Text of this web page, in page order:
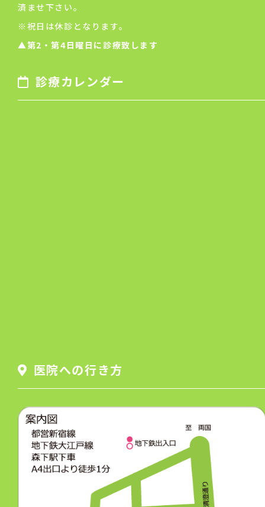
済ませ下さい。
※祝日は休診となります。
▲第2・第4日曜日に診療致します
診療カレンダー
医院への行き方